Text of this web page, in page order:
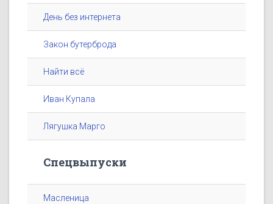
День без интернета
Закон бутерброда
Найти всё
Иван Купала
Лягушка Марго
Спецвыпуски
Масленица